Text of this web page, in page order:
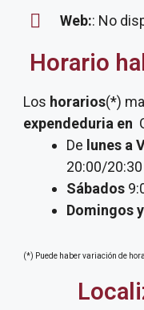
Web:: No
Horario
Los horarios(*)
expendeduria en
De lunes a
20:00/20:30
Sábados
Domingos
(*) Puede haber variación de